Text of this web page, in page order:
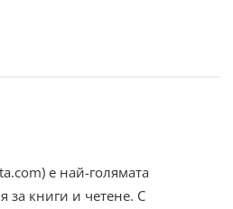
е най-голямата
за книги и четене. С